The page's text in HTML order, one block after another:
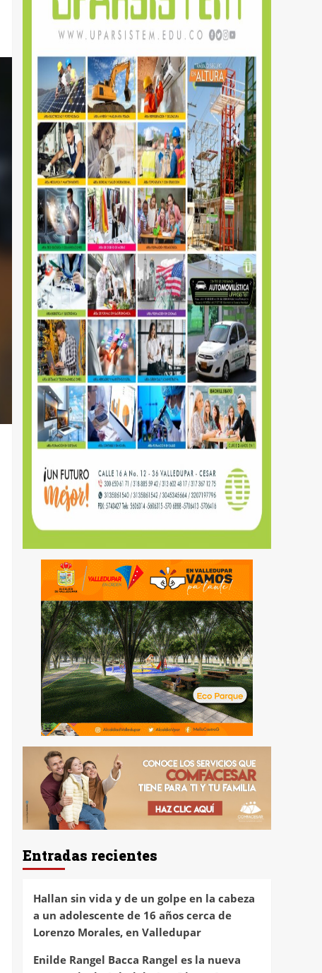
Entradas recientes
Hallan sin vida y de un golpe en la cabeza
a un adolescente de 16 años cerca de
Lorenzo Morales, en Valledupar
Enilde Rangel Bacca Rangel es la nueva